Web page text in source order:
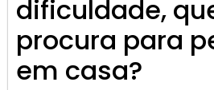
dificuldade,
procura para
em casa?